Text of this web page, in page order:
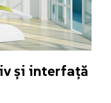
și interfață